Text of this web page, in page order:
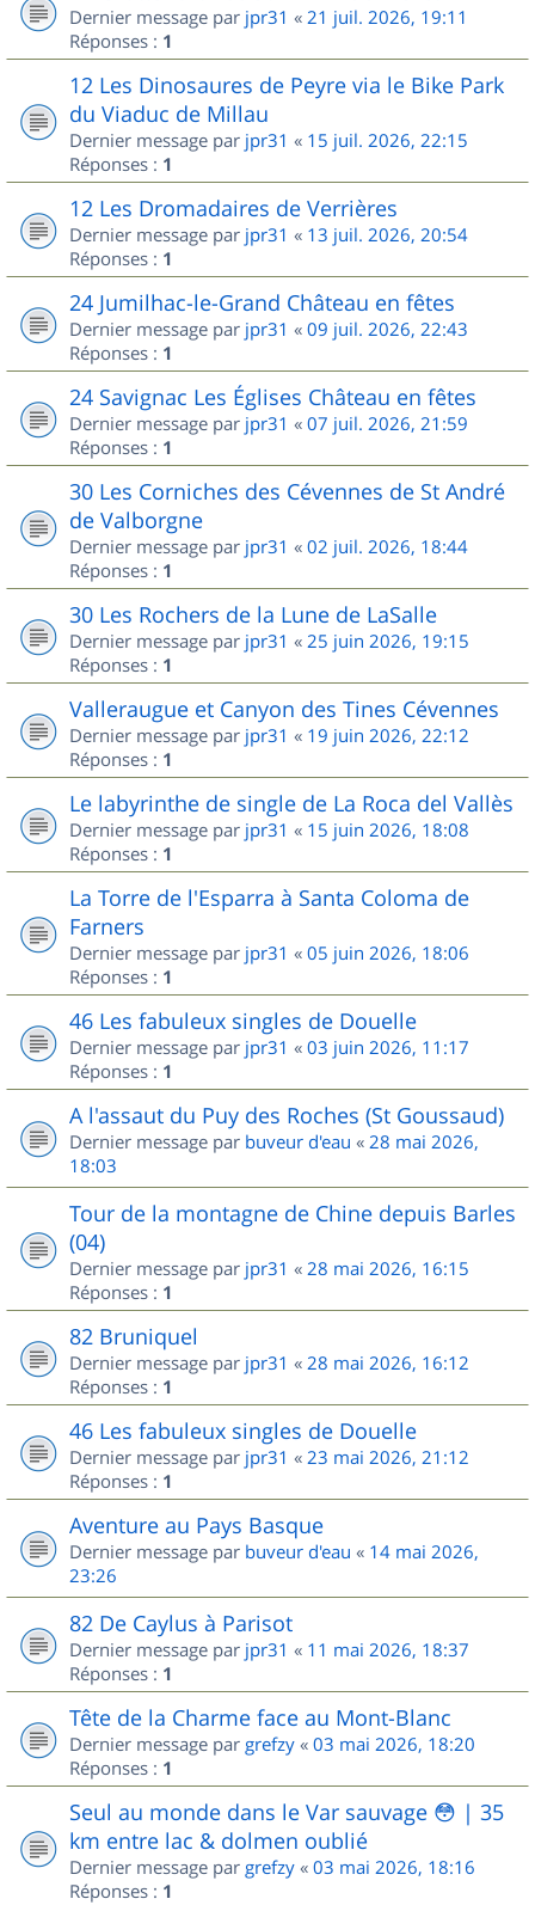
Dernier message par jpr31 « 21 juil. 2026, 19:11
Réponses : 1
12 Les Dinosaures de Peyre via le Bike Park
du Viaduc de Millau
Dernier message par jpr31 « 15 juil. 2026, 22:15
Réponses : 1
12 Les Dromadaires de Verrières
Dernier message par jpr31 « 13 juil. 2026, 20:54
Réponses : 1
24 Jumilhac-le-Grand Château en fêtes
Dernier message par jpr31 « 09 juil. 2026, 22:43
Réponses : 1
24 Savignac Les Églises Château en fêtes
Dernier message par jpr31 « 07 juil. 2026, 21:59
Réponses : 1
30 Les Corniches des Cévennes de St André
de Valborgne
Dernier message par jpr31 « 02 juil. 2026, 18:44
Réponses : 1
30 Les Rochers de la Lune de LaSalle
Dernier message par jpr31 « 25 juin 2026, 19:15
Réponses : 1
Valleraugue et Canyon des Tines Cévennes
Dernier message par jpr31 « 19 juin 2026, 22:12
Réponses : 1
Le labyrinthe de single de La Roca del Vallès
Dernier message par jpr31 « 15 juin 2026, 18:08
Réponses : 1
La Torre de l'Esparra à Santa Coloma de
Farners
Dernier message par jpr31 « 05 juin 2026, 18:06
Réponses : 1
46 Les fabuleux singles de Douelle
Dernier message par jpr31 « 03 juin 2026, 11:17
Réponses : 1
A l'assaut du Puy des Roches (St Goussaud)
Dernier message par buveur d'eau « 28 mai 2026,
18:03
Tour de la montagne de Chine depuis Barles
(04)
Dernier message par jpr31 « 28 mai 2026, 16:15
Réponses : 1
82 Bruniquel
Dernier message par jpr31 « 28 mai 2026, 16:12
Réponses : 1
46 Les fabuleux singles de Douelle
Dernier message par jpr31 « 23 mai 2026, 21:12
Réponses : 1
Aventure au Pays Basque
Dernier message par buveur d'eau « 14 mai 2026,
23:26
82 De Caylus à Parisot
Dernier message par jpr31 « 11 mai 2026, 18:37
Réponses : 1
Tête de la Charme face au Mont-Blanc
Dernier message par grefzy « 03 mai 2026, 18:20
Réponses : 1
Seul au monde dans le Var sauvage 😳 | 35
km entre lac & dolmen oublié
Dernier message par grefzy « 03 mai 2026, 18:16
Réponses : 1